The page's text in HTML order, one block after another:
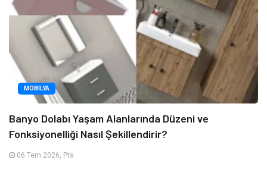
MOBILYA
Banyo Dolabı Yaşam Alanlarında Düzeni ve
Fonksiyonelliği Nasıl Şekillendirir?
06 Tem 2026, Pts